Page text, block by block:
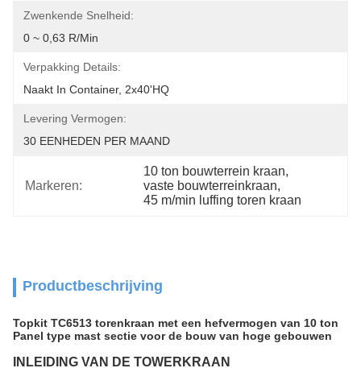
Zwenkende Snelheid:
0 ~ 0,63 R/min
Verpakking Details:
Naakt In Container, 2x40'HQ
Levering Vermogen:
30 EENHEDEN PER MAAND
Markeren:
10 ton bouwterrein kraan,
vaste bouwterreinkraan,
45 m/min luffing toren kraan
Productbeschrijving
Topkit TC6513 torenkraan met een hefvermogen van 10 ton
Panel type mast sectie voor de bouw van hoge gebouwen
INLEIDING VAN DE TOWERKRAAN